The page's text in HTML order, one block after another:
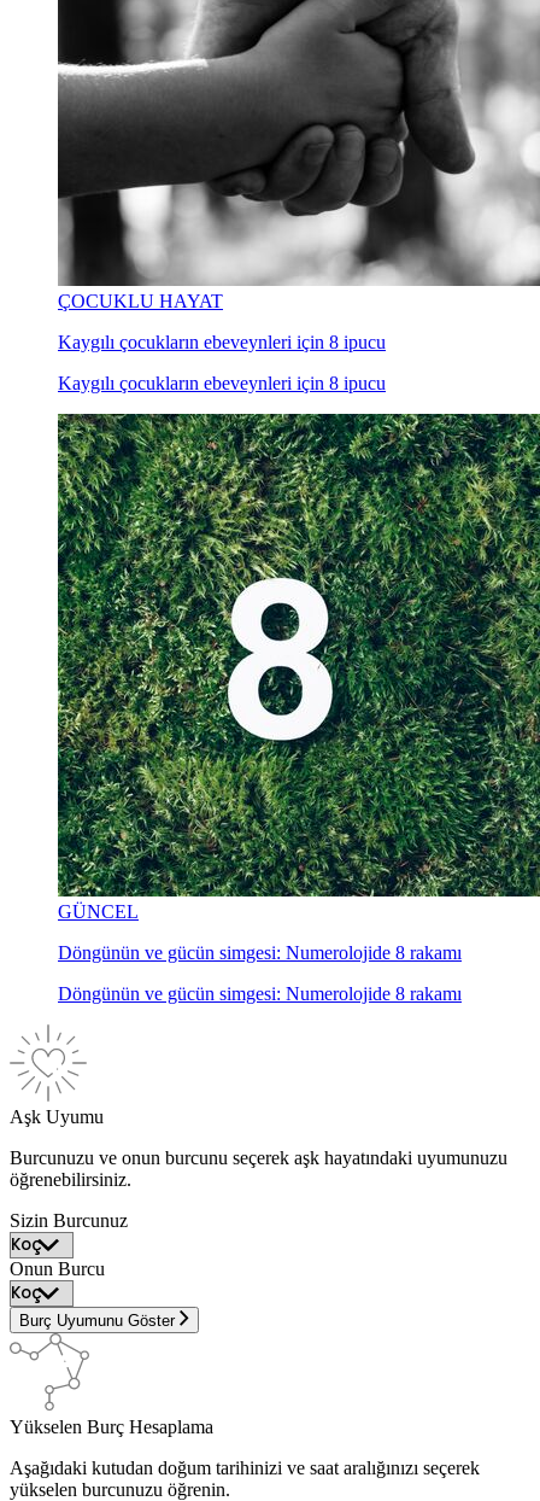
ÇOCUKLU HAYAT
Kaygılı çocukların ebeveynleri için 8 ipucu
Kaygılı çocukların ebeveynleri için 8 ipucu
GÜNCEL
Döngünün ve gücün simgesi: Numerolojide 8 rakamı
Döngünün ve gücün simgesi: Numerolojide 8 rakamı
Aşk Uyumu
Burcunuzu ve onun burcunu seçerek aşk hayatındaki uyumunuzu
öğrenebilirsiniz.
Sizin Burcunuz
Onun Burcu
Burç Uyumunu Göster
Yükselen Burç Hesaplama
Aşağıdaki kutudan doğum tarihinizi ve saat aralığınızı seçerek
yükselen burcunuzu öğrenin.